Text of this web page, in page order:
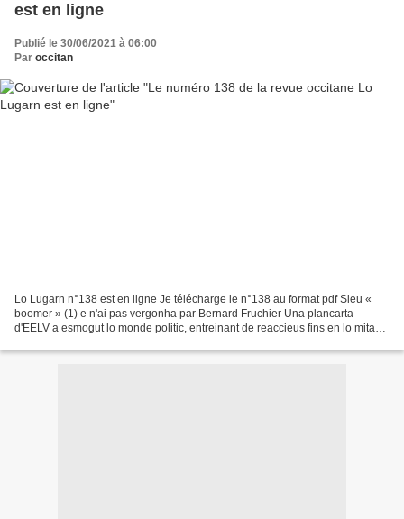
est en ligne
Publié le 30/06/2021 à 06:00
Par occitan
Lo Lugarn n°138 est en ligne Je télécharge le n°138 au format pdf Sieu «
boomer » (1) e n'ai pas vergonha par Bernard Fruchier Una plancarta
d'EELV a esmogut lo monde politic, entreinant de reaccieus fins en lo mitan